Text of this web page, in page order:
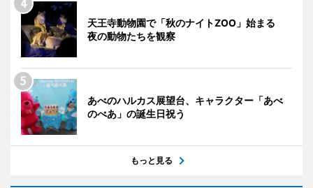
天王寺動物園で「秋のナイトZOO」始まる
夜の動物たちを観察
あべのハルカス展望台、キャラクター「あべ
のべあ」の誕生日祝う
もっと見る